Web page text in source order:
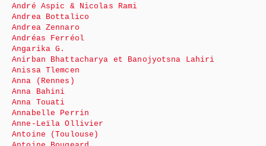
André Aspic & Nicolas Rami
Andrea Bottalico
Andrea Zennaro
Andréas Ferréol
Angarika G.
Anirban Bhattacharya et Banojyotsna Lahiri
Anissa Tlemcen
Anna (Rennes)
Anna Bahini
Anna Touati
Annabelle Perrin
Anne-Leïla Ollivier
Antoine (Toulouse)